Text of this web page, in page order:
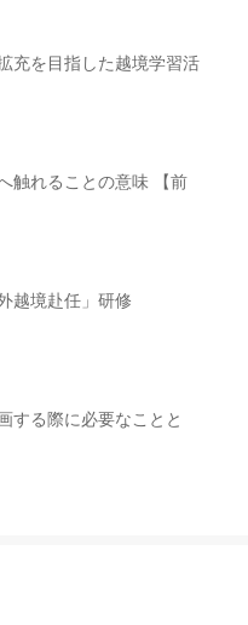
充を目指した越境学習活
触れることの意味 【前
越境赴任」研修
する際に必要なことと